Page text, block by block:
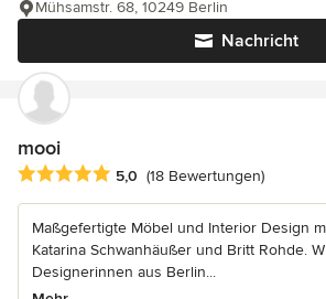
Nachricht
Mühsamstr. 68, 10249 Berlin
mooi
Durchschnittliche Bewertung: 5 von 5
5,0 (18 Bewertungen)
Maßgefertigte Möbel und Interior Design
Katarina Schwanhäußer und Britt Rohde.
Designerinnen aus Berlin...